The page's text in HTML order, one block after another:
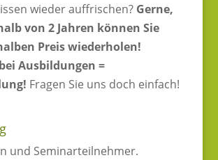
wieder auffrischen? Gerne,
von 2 Jahren können Sie
Preis wiederholen!
Ausbildungen =
Fragen Sie uns doch einfach!
und Seminarteilnehmer.